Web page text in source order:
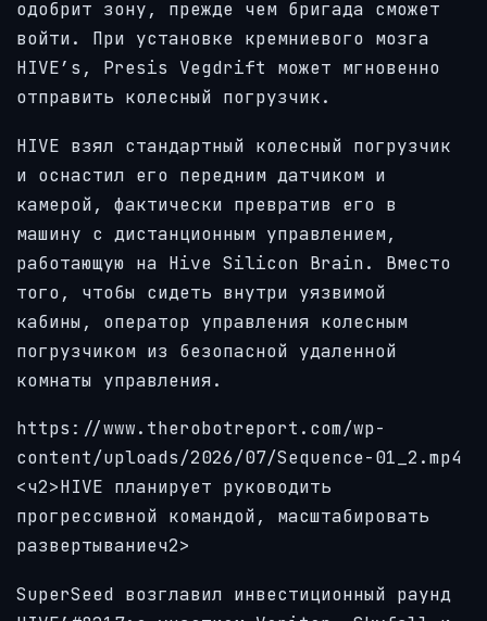
одобрит зону, прежде чем бригада сможет
войти. При установке кремниевого мозга
HIVE’s, Presis Vegdrift может мгновенно
отправить колесный погрузчик.
HIVE взял стандартный колесный погрузчик
и оснастил его передним датчиком и
камерой, фактически превратив его в
машину с дистанционным управлением,
работающую на Hive Silicon Brain. Вместо
того, чтобы сидеть внутри уязвимой
кабины, оператор управления колесным
погрузчиком из безопасной удаленной
комнаты управления.
https://www.therobotreport.com/wp-
content/uploads/2026/07/Sequence-01_2.mp4
<ч2>HIVE планирует руководить
прогрессивной командой, масштабировать
развертываниеч2>
SuperSeed возглавил инвестиционный раунд